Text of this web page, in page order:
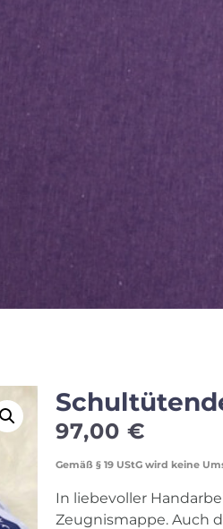
97,00 €
Gemäß § 19 UStG wird keine
In liebevoller
Zeugnismappe. Auch